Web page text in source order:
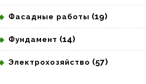
Фасадные работы (19)
Фундамент (14)
Электрохозяйство (57)